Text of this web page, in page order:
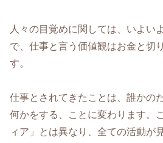
人々の目覚めに関しては、いよい
で、仕事と言う価値観はお金と切
す。
仕事とされてきたことは、誰かの
何かをする、ことに変わります。
ィア」とは異なり、全ての活動が